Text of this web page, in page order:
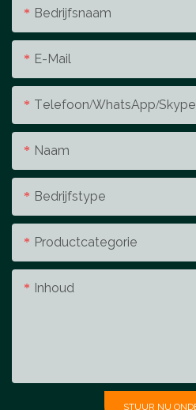
Bedrijfsnaam
E-Mail
Telefoon/WhatsApp/Skype
Naam
Bedrijfstype
Productcategorie
Inhoud
STUUR NU